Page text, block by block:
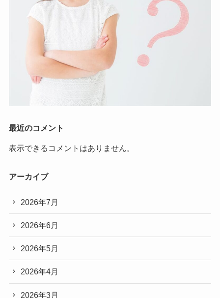
最近のコメント
表示できるコメントはありません。
アーカイブ
2026年7月
2026年6月
2026年5月
2026年4月
2026年3月